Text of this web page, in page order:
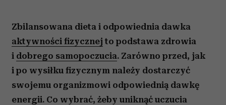
Zbilansowana dieta i odpowiednia dawka
aktywności fizycznej to podstawa zdrowia
i dobrego samopoczucia. Zarówno przed, jak
i po wysiłku fizycznym należy dostarczyć
swojemu organizmowi odpowiednią dawkę
energii. Co wybrać, żeby uniknąć uczucia